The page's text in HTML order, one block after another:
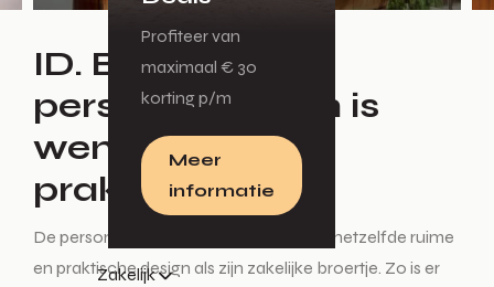
Profiteer van
maximaal € 30
korting p/m
Meer
informatie
Zakelijk
ID. Buzz
personenwagen is
wendbaar en
praktisch
De personenauto van de ID. Buzz kent hetzelfde ruime
en praktische design als zijn zakelijke broertje. Zo is er